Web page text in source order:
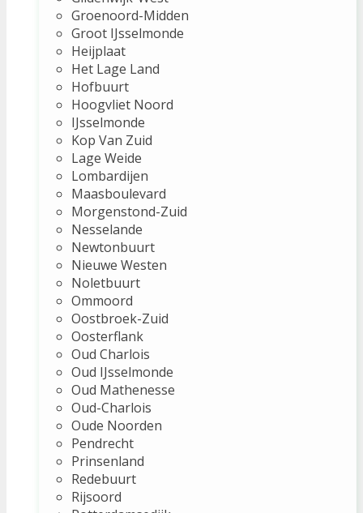
Groenoord-Midden
Groot IJsselmonde
Heijplaat
Het Lage Land
Hofbuurt
Hoogvliet Noord
IJsselmonde
Kop Van Zuid
Lage Weide
Lombardijen
Maasboulevard
Morgenstond-Zuid
Nesselande
Newtonbuurt
Nieuwe Westen
Noletbuurt
Ommoord
Oostbroek-Zuid
Oosterflank
Oud Charlois
Oud IJsselmonde
Oud Mathenesse
Oud-Charlois
Oude Noorden
Pendrecht
Prinsenland
Redebuurt
Rijsoord